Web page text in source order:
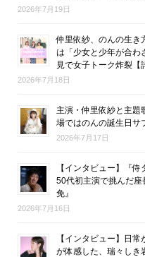
2026年7月19日
仲里依紗、のんの生き
は「少女と少年が合わ
見で女子トーク炸裂【
2026年7月18日
主演・仲里依紗と主題
場ではのんの誕生日サ
2026年7月17日
【インタビュー】『
50代初主演で挑んだ
免』
2026年7月16日
【インタビュー】日
が体感した、瑞々しき